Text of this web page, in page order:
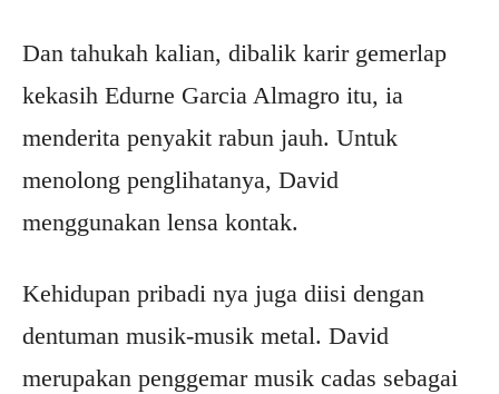
Dan tahukah kalian, dibalik karir gemerlap
kekasih Edurne Garcia Almagro itu, ia
menderita penyakit rabun jauh. Untuk
menolong penglihatanya, David
menggunakan lensa kontak.
Kehidupan pribadi nya juga diisi dengan
dentuman musik-musik metal. David
merupakan penggemar musik cadas sebagai